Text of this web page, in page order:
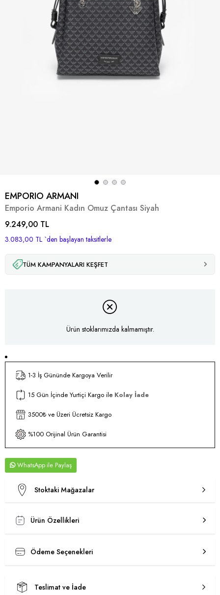
EMPORIO ARMANI
Emporio Armani Kadın Omuz Çantası Siyah
9.249,00 TL
3.083,00 TL `den başlayan taksitlerle
TÜM KAMPANYALARI KEŞFET
Ürün stoklarımızda kalmamıştır.
1-3 İş Gününde Kargoya Verilir
15 Gün İçinde Yurtiçi Kargo ile Kolay İade
3500₺ ve Üzeri Ücretsiz Kargo
%100 Orijinal Ürün Garantisi
WhatsApp
Stoktaki Mağazalar
Ürün Özellikleri
Ödeme Seçenekleri
Teslimat ve İade